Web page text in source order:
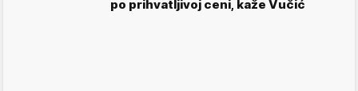
po prihvatljivoj ceni, kaže Vučić